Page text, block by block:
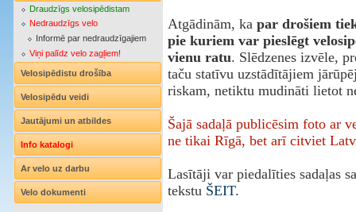
Draudzīgs velosipēdistam
Nedraudzīgs velo
Informē par nedraudzīgajiem
Viņi palīdz velo zagļiem!
Velosipēdistu drošība
Velosipēdu veidi
Jautājumi un atbildes
Info katalogi
Ar velo uz darbu
Velo dokumenti
Atgādinām, ka par drošiem
pie kuriem var pieslēgt
vienu ratu. Slēdzenes izvēle,
taču statīvu uzstādītājiem
riskam, netiktu mudināti lietot
Šajā sadaļā publicēsim foto ar
ne tikai Rīgā, bet arī citviet
Lasītāji var piedalīties sadaļas
tekstu ŠEIT.